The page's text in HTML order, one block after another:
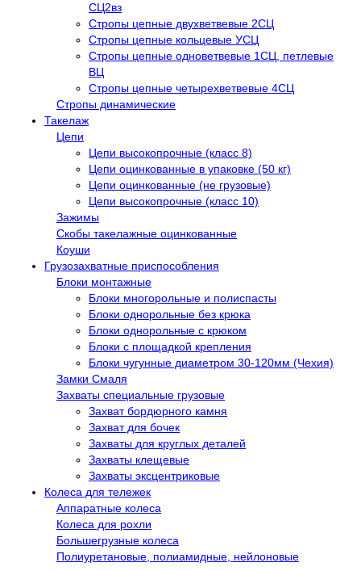
СЦ2вз
Стропы цепные двухветвевые 2СЦ
Стропы цепные кольцевые УСЦ
Стропы цепные одноветвевые 1СЦ, петлевые
ВЦ
Стропы цепные четырехветвевые 4СЦ
Стропы динамические
Такелаж
Цепи
Цепи высокопрочные (класс 8)
Цепи оцинкованные в упаковке (50 кг)
Цепи оцинкованные (не грузовые)
Цепи высокопрочные (класс 10)
Зажимы
Скобы такелажные оцинкованные
Коуши
Грузозахватные приспособления
Блоки монтажные
Блоки многорольные и полиспасты
Блоки однорольные без крюка
Блоки однорольные с крюком
Блоки с площадкой крепления
Блоки чугунные диаметром 30-120мм (Чехия)
Замки Смаля
Захваты специальные грузовые
Захват бордюрного камня
Захват для бочек
Захваты для круглых деталей
Захваты клещевые
Захваты эксцентриковые
Колеса для тележек
Аппаратные колеса
Колеса для рохли
Большегрузные колеса
Полиуретановые, полиамидные, нейлоновые